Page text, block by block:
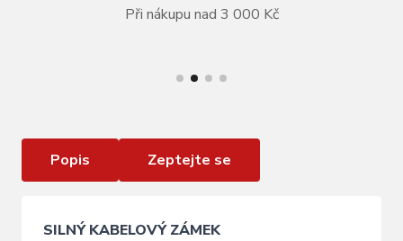
Při nákupu nad 3 000 Kč
Popis Zeptejte se
SILNÝ KABELOVÝ ZÁMEK